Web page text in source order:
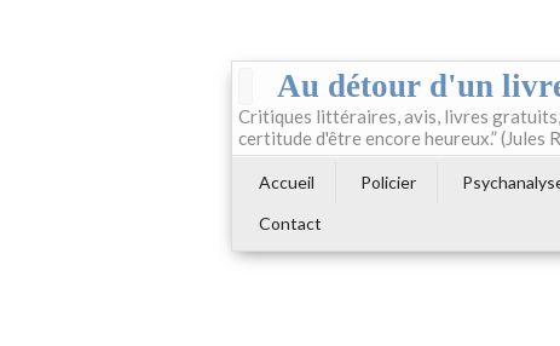
Au détour d'un
Critiques littéraires, avis, livres gratuits,
certitude d'être encore heureux.” (Jules
Accueil Policier
Contact